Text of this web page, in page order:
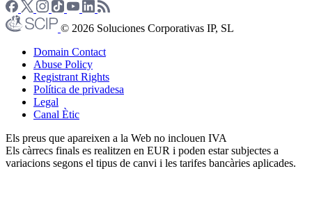
© 2026 Soluciones Corporativas IP, SL
Domain Contact
Abuse Policy
Registrant Rights
Política de privadesa
Legal
Canal Ètic
Els preus que apareixen a la Web no inclouen IVA
Els càrrecs finals es realitzen en EUR i poden estar subjectes a
variacions segons el tipus de canvi i les tarifes bancàries aplicades.